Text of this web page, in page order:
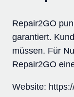
Repair2GO
garantiert.
müssen. Für
Repair2GO
Website: